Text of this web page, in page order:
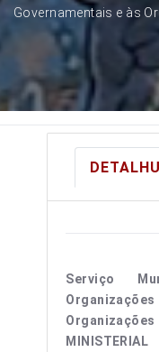
Governamentais e às
DETALHU
Serviço